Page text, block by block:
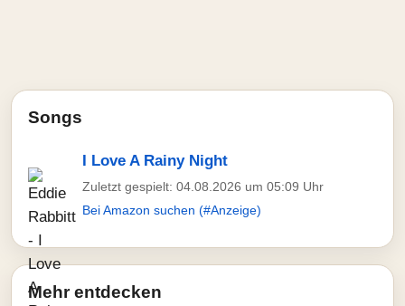
Songs
I Love A Rainy Night
Zuletzt gespielt: 04.08.2026 um 05:09 Uhr
Bei Amazon suchen (#Anzeige)
Mehr entdecken